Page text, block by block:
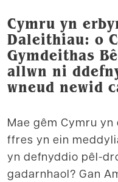
Cymru yn
Daleithiau: o
Gymdeithas
allwn ni
wneud newid
Mae gêm Cymru
ffres yn ein
yn defnyddio pêl-
gadarnhaol? Gan